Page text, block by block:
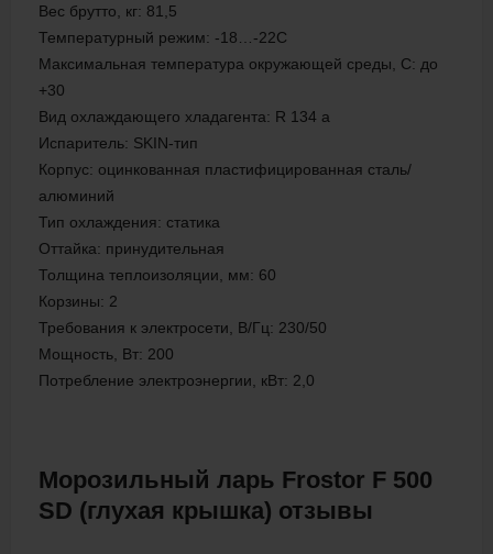
Вес брутто, кг: 81,5
Температурный режим: -18…-22C
Максимальная температура окружающей среды, C: до
+30
Вид охлаждающего хладагента: R 134 a
Испаритель: SKIN-тип
Корпус: оцинкованная пластифицированная сталь/
алюминий
Тип охлаждения: статика
Оттайка: принудительная
Толщина теплоизоляции, мм: 60
Корзины: 2
Требования к электросети, В/Гц: 230/50
Мощность, Вт: 200
Потребление электроэнергии, кВт: 2,0
Морозильный ларь Frostor F 500
SD (глухая крышка) отзывы